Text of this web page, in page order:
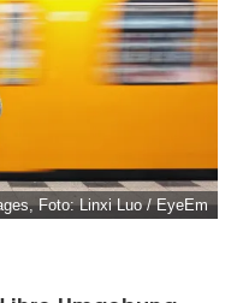
Foto: Linxi Luo / EyeEm